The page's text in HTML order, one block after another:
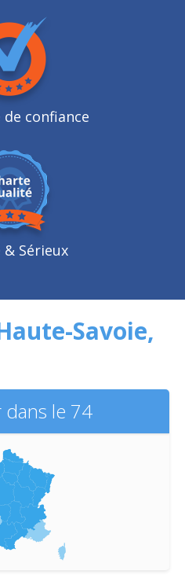
confiance
& Sérieux
Savoie,
dans le 74